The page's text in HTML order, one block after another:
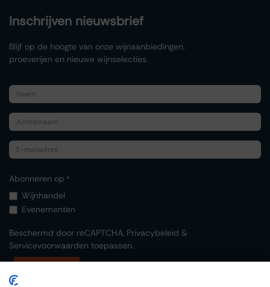
Inschrijven nieuwsbrief
Blijf op de hoogte van onze wijnaanbiedingen,
proeverijen en nieuwe wijnselecties.
Abonneren op *
Wijnhandel
Evenementen
Beschermd door reCAPTCHA, Privacybeleid &
Servicevoorwaarden toepassen.